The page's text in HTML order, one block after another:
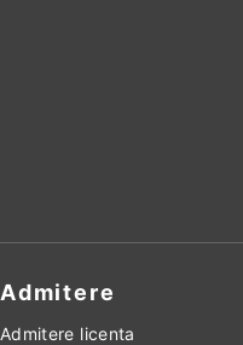
Admitere
Admitere licenta